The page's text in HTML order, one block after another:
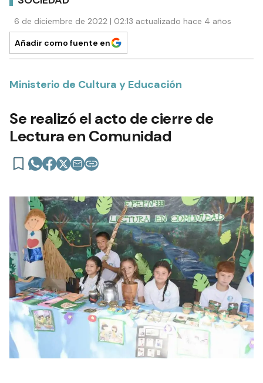
6 de diciembre de 2022 | 02:13 actualizado hace 4 años
Añadir como fuente en
Ministerio de Cultura y Educación
Se realizó el acto de cierre de
Lectura en Comunidad